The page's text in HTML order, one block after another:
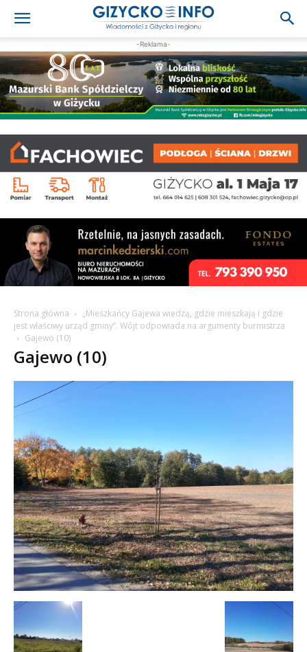
-Reklama-
Strona główna
„Mieszkańcy Gajewa wiedzą, gdzie mieszkają i gdzie
jest właściwy urząd gminy”. Wójt odpowiada na argumenty burmistrza
Gajewo (10)
Gajewo (10)